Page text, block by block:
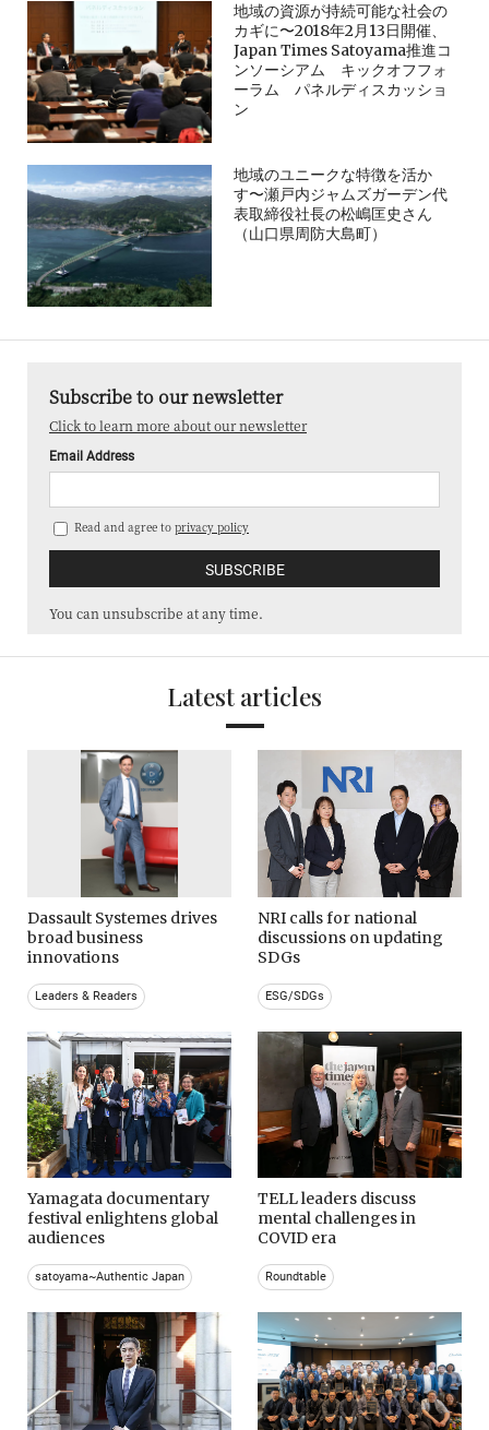
地域の資源が持続可能な社会の
カギに〜2018年2月13日開催、
Japan Times Satoyama推進コ
ンソーシアム キックオフフォ
ーラム パネルディスカッショ
ン
地域のユニークな特徴を活か
す〜瀬戸内ジャムズガーデン代
表取締役社長の松嶋匡史さん
（山口県周防大島町）
Subscribe to our newsletter
Click to learn more about our newsletter
Email Address
Read and agree to privacy policy
You can unsubscribe at any time.
Latest articles
Dassault Systemes drives
broad business
innovations
Leaders & Readers
NRI calls for national
discussions on updating
SDGs
ESG/SDGs
Yamagata documentary
festival enlightens global
audiences
satoyama~Authentic Japan
TELL leaders discuss
mental challenges in
COVID era
Roundtable